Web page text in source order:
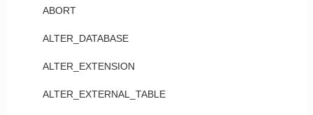
ABORT
ALTER_DATABASE
ALTER_EXTENSION
ALTER_EXTERNAL_TABLE